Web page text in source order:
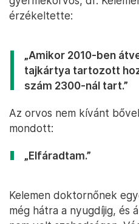
érzékeltette:
„Amikor 2010-ben
tajkártya tartozott
szám 2300-nál tart.”
Az orvos nem kívánt
mondott:
„Elfáradtam.”
Kelemen doktornőnek
még hátra a nyugdíjig, és